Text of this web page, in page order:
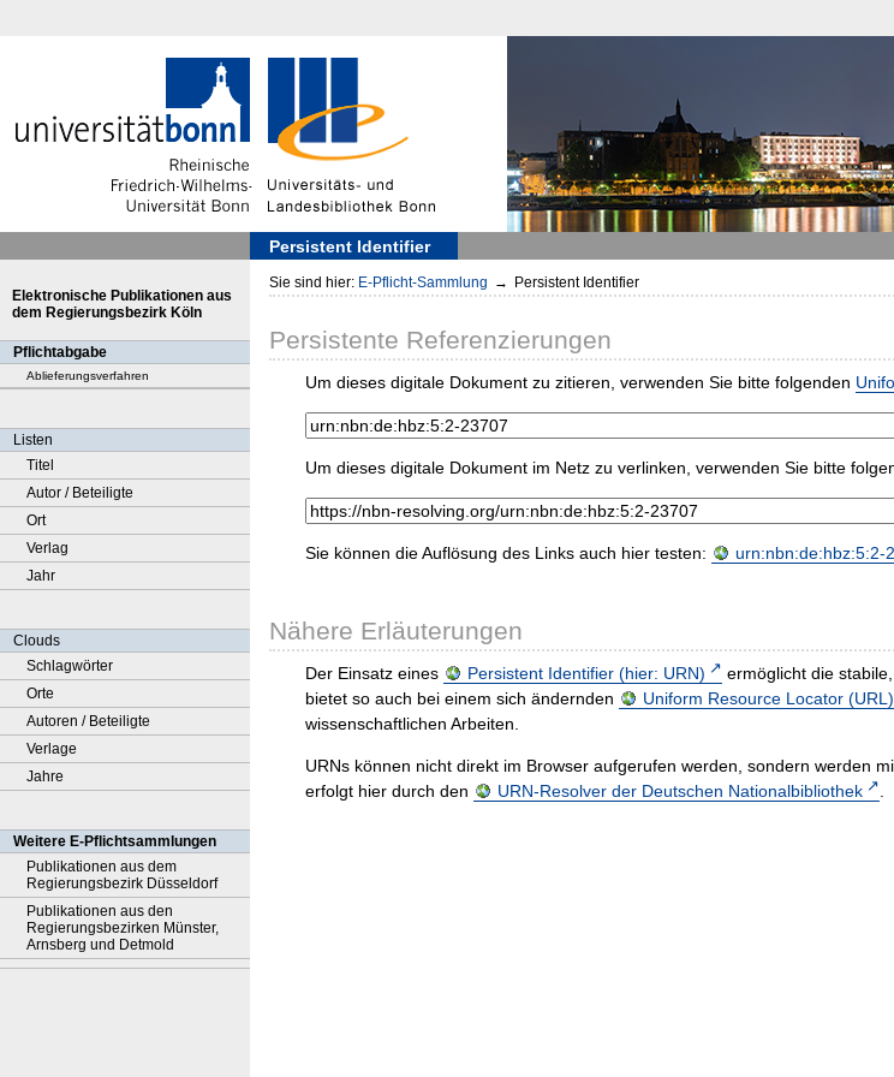
Persistent Identifier
Elektronische Publikationen aus
dem Regierungsbezirk Köln
Pflichtabgabe
Ablieferungsverfahren
Listen
Titel
Autor / Beteiligte
Ort
Verlag
Jahr
Clouds
Schlagwörter
Orte
Autoren / Beteiligte
Verlage
Jahre
Weitere E-Pflichtsammlungen
Publikationen aus dem
Regierungsbezirk Düsseldorf
Publikationen aus den
Regierungsbezirken Münster,
Arnsberg und Detmold
Sie sind hier: E-Pflicht-Sammlung → Persistent Identifier
Persistente Referenzierungen
Um dieses digitale Dokument zu zitieren, verwenden Sie bitte folgenden
Um dieses digitale Dokument im Netz zu verlinken, verwenden Sie bitte
Sie können die Auflösung des Links auch hier testen: urn:nbn:de:hbz:5:2-
Nähere Erläuterungen
Der Einsatz eines Persistent Identifier (hier: URN)
ermöglicht die
bietet so auch bei einem sich ändernden
Uniform Resource Locator (URL)
wissenschaftlichen Arbeiten.
URNs können nicht direkt im Browser aufgerufen werden, sondern werden
erfolgt hier durch den
URN-Resolver der Deutschen Nationalbibliothek .